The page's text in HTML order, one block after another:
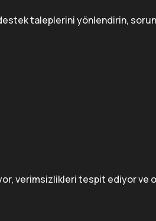
taleplerini yönlendirin,
verimsizlikleri tespit ediyor ve